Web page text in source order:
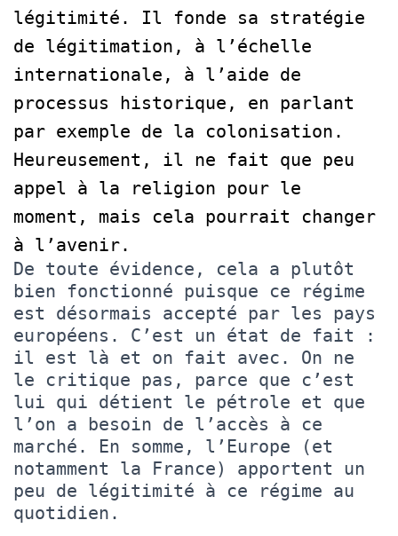
légitimité. Il fonde sa stratégie
de légitimation, à l’échelle
internationale, à l’aide de
processus historique, en parlant
par exemple de la colonisation.
Heureusement, il ne fait que peu
appel à la religion pour le
moment, mais cela pourrait changer
à l’avenir.
De toute évidence, cela a plutôt
bien fonctionné puisque ce régime
est désormais accepté par les pays
européens. C’est un état de fait :
il est là et on fait avec. On ne
le critique pas, parce que c’est
lui qui détient le pétrole et que
l’on a besoin de l’accès à ce
marché. En somme, l’Europe (et
notamment la France) apportent un
peu de légitimité à ce régime au
quotidien.